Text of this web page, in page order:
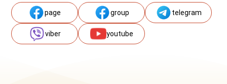
page group telegram
viber youtube